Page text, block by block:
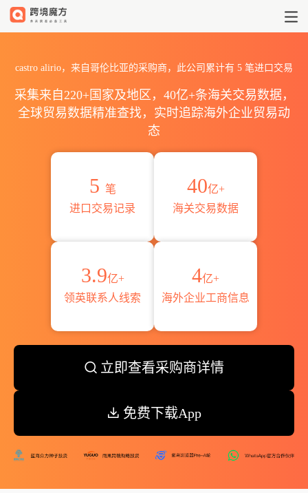
castro alirio，来自哥伦比亚的采购商，此公司累计有 5 笔进口交易
采集来自220+国家及地区，40亿+条海关交易数据，
全球贸易数据精准查找，实时追踪海外企业贸易动
态
5 笔
进口交易记录
40亿+
海关交易数据
3.9亿+
领英联系人线索
4亿+
海外企业工商信息
立即查看采购商详情
免费下载App